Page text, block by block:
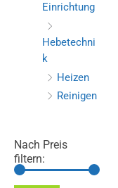
Einrichtung
Hebetechni
k
Heizen
Reinigen
Nach Preis
filtern: